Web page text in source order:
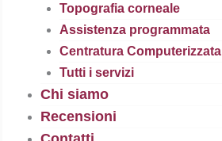
Topografia corneale
Assistenza programmata
Centratura Computerizzata
Tutti i servizi
Chi siamo
Recensioni